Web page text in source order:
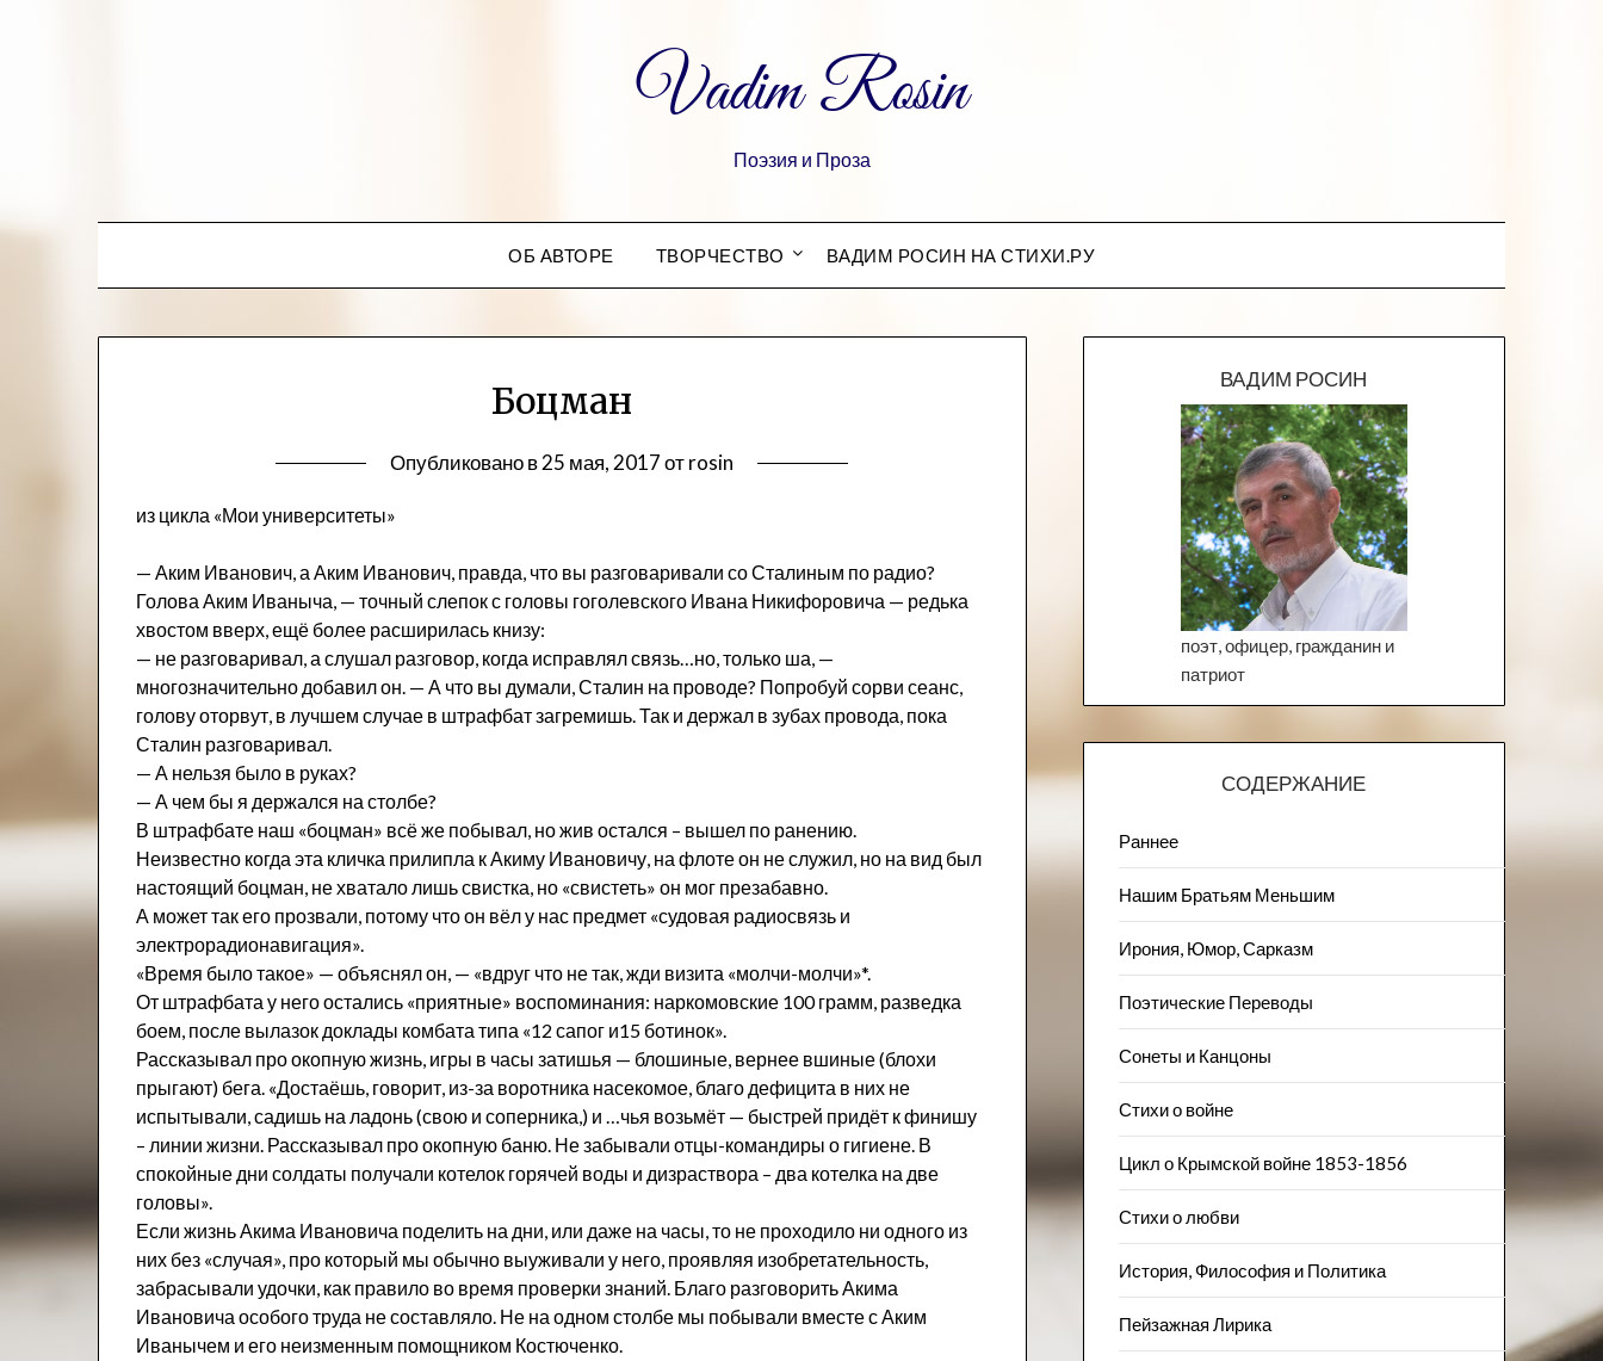
Vadim Rosin
Поэзия и Проза
ОБ АВТОРЕ ТВОРЧЕСТВО ВАДИМ РОСИН НА СТИХИ.РУ
Боцман
Опубликовано в25 мая, 2017отrosin
из цикла «Мои университеты»
— Аким Иванович, а Аким Иванович, правда, что вы разговаривали со Сталиным по радио?
Голова Аким Иваныча, — точный слепок с головы гоголевского Ивана Никифоровича — редька
хвостом вверх, ещё более расширилась книзу:
— не разговаривал, а слушал разговор, когда исправлял связь…но, только ша, —
многозначительно добавил он. — А что вы думали, Сталин на проводе? Попробуй сорви сеанс,
голову оторвут, в лучшем случае в штрафбат загремишь. Так и держал в зубах провода, пока
Сталин разговаривал.
— А нельзя было в руках?
— А чем бы я держался на столбе?
В штрафбате наш «боцман» всё же побывал, но жив остался – вышел по ранению.
Неизвестно когда эта кличка прилипла к Акиму Ивановичу, на флоте он не служил, но на вид был
настоящий боцман, не хватало лишь свистка, но «свистеть» он мог презабавно.
А может так его прозвали, потому что он вёл у нас предмет «судовая радиосвязь и
электрорадионавигация».
«Время было такое» — объяснял он, — «вдруг что не так, жди визита «молчи-молчи»*.
От штрафбата у него остались «приятные» воспоминания: наркомовские 100 грамм, разведка
боем, после вылазок доклады комбата типа «12 сапог и15 ботинок».
Рассказывал про окопную жизнь, игры в часы затишья — блошиные, вернее вшиные (блохи
прыгают) бега. «Достаёшь, говорит, из-за воротника насекомое, благо дефицита в них не
испытывали, садишь на ладонь (свою и соперника,) и …чья возьмёт — быстрей придёт к финишу
– линии жизни. Рассказывал про окопную баню. Не забывали отцы-командиры о гигиене. В
спокойные дни солдаты получали котелок горячей воды и дизраствора – два котелка на две
головы».
Если жизнь Акима Ивановича поделить на дни, или даже на часы, то не проходило ни одного из
них без «случая», про который мы обычно выуживали у него, проявляя изобретательность,
забрасывали удочки, как правило во время проверки знаний. Благо разговорить Акима
Ивановича особого труда не составляло. Не на одном столбе мы побывали вместе с Аким
Иванычем и его неизменным помощником Костюченко.
ВАДИМ РОСИН
поэт, офицер, гражданин и
патриот
СОДЕРЖАНИЕ
Раннее
Нашим Братьям Меньшим
Ирония, Юмор, Сарказм
Поэтические Переводы
Сонеты и Канцоны
Стихи о войне
Цикл о Крымской войне 1853-1856
Стихи о любви
История, Философия и Политика
Пейзажна​я Лирика